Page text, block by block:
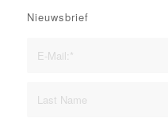
Nieuwsbrief